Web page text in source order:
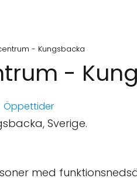
- Kungsbacka
-
Öppettider
Sverige.
med